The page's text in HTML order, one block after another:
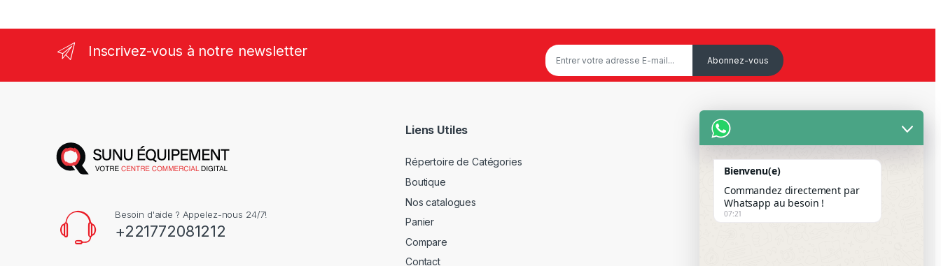
Inscrivez-vous à notre newsletter
Besoin d'aide ? Appelez-nous 24/7!
+221772081212
Liens Utiles
Répertoire de Catégories
Boutique
Nos catalogues
Panier
Compare
Contact
Service Client
Mon Compte
Paiement Par Wave & Orange
Money
Bienvenu(e)
Commandez directement par
Whatsapp au besoin !
07:21